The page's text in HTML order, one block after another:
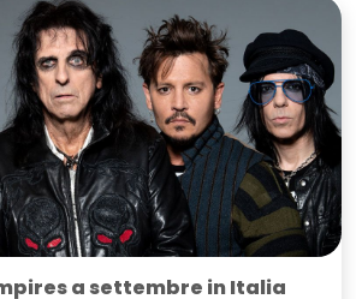
a settembre in Italia